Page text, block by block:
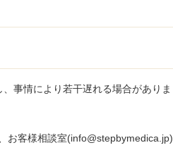
事情により若干遅れる場合がありま
お客様相談室(info@stepbymedica.jp)